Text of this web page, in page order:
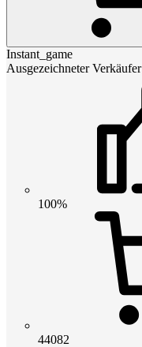
Instant_game
Ausgezeichneter Verkäufer
100%
44082